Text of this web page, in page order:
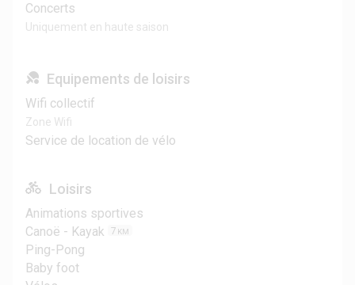
Concerts
Uniquement en haute saison
Equipements de loisirs
Wifi collectif
Zone Wifi
Service de location de vélo
Loisirs
Animations sportives
Canoë - Kayak
7 KM
Ping-Pong
Baby foot